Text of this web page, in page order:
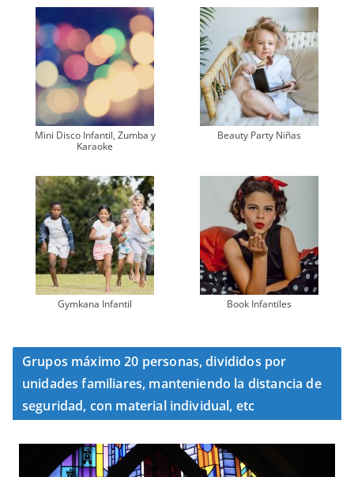
Mini Disco Infantil, Zumba y
Karaoke
Beauty Party Niñas
Gymkana Infantil Book Infantiles
Grupos máximo 20 personas, divididos por
unidades familiares, manteniendo la distancia de
seguridad, con material individual, etc